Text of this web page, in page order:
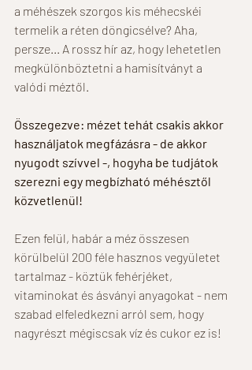
a méhészek szorgos kis méhecskéi
termelik a réten döngicsélve? Aha,
persze... A rossz hír az, hogy lehetetlen
megkülönböztetni a hamisítványt a
valódi méztől.
Összegezve: mézet tehát csakis akkor
használjatok megfázásra - de akkor
nyugodt szívvel -, hogyha be tudjátok
szerezni egy megbízható méhésztől
közvetlenül!
Ezen felül, habár a méz összesen
körülbelül 200 féle hasznos vegyületet
tartalmaz - köztük fehérjéket,
vitaminokat és ásványi anyagokat - nem
szabad elfeledkezni arról sem, hogy
nagyrészt mégiscsak víz és cukor ez is!